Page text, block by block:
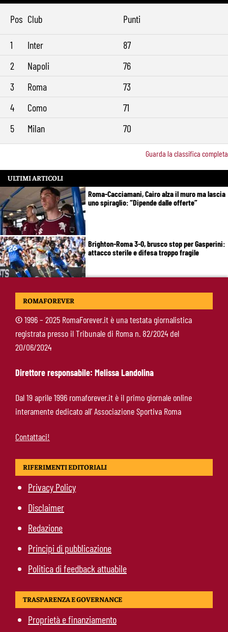
Pos Club Punti
1 Inter
87
2
Napoli
76
3
Roma
73
4
Como
71
5
Milan 70
Guarda la classifica completa
ULTIMI ARTICOLI
Roma-Cacciamani, Cairo alza il muro ma lascia
uno spiraglio: “Dipende dalle offerte”
Brighton-Roma 3-0, brusco stop per Gasperini:
attacco sterile e difesa troppo fragile
McKennie sorprende tutti: “Il mio idolo era
Molina-Roma, arrivo oggi: il passaporto può
sbloccare un altro colpo
ROMAFOREVER
©1996 – 2025 RomaForever.it è una testata giornalistica
registrata presso il Tribunale di Roma n. 82/2024 del
20/06/2024
Direttore responsabile: Melissa Landolina
Dal 19 aprile 1996 romaforever.it è il primo giornale online
interamente dedicato all’ Associazione Sportiva Roma
Contattaci!
RIFERIMENTI EDITORIALI
Privacy Policy
Disclaimer
Redazione
Principi di pubblicazione
Politica di feedback attuabile
TRASPARENZA E GOVERNANCE
Proprietà e finanziamento